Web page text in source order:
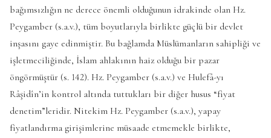
bağımsızlığın ne derece önemli olduğunun idrakinde olan Hz.
Peygamber (s.a.v.), tüm boyutlarıyla birlikte güçlü bir devlet
inşasını gaye edinmiştir. Bu bağlamda Müslümanların sahipliği ve
işletmeciliğinde, İslam ahlakının haiz olduğu bir pazar
öngörmüştür (s. 142). Hz. Peygamber (s.a.v.) ve Hulefâ-yı
Râşidîn’in kontrol altında tuttukları bir diğer husus “fiyat
denetim”leridir. Nitekim Hz. Peygamber (s.a.v.), yapay
fiyatlandırma girişimlerine müsaade etmemekle birlikte,